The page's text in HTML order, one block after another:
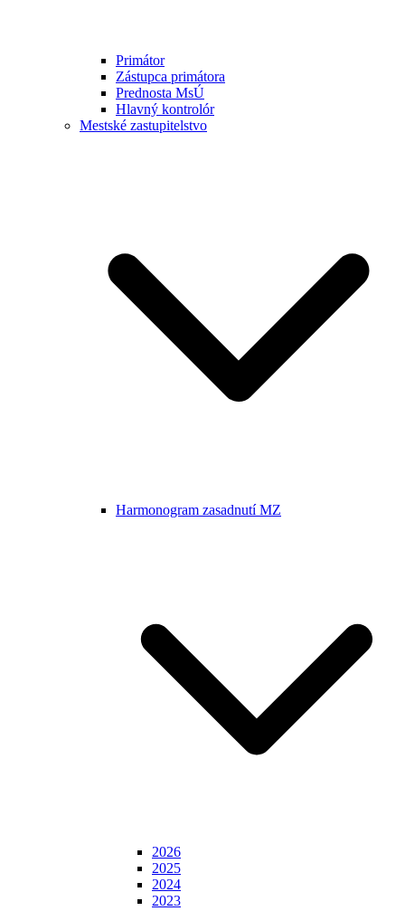
Primátor
Zástupca primátora
Prednosta MsÚ
Hlavný kontrolór
Mestské zastupitelstvo
Harmonogram zasadnutí MZ
2026
2025
2024
2023